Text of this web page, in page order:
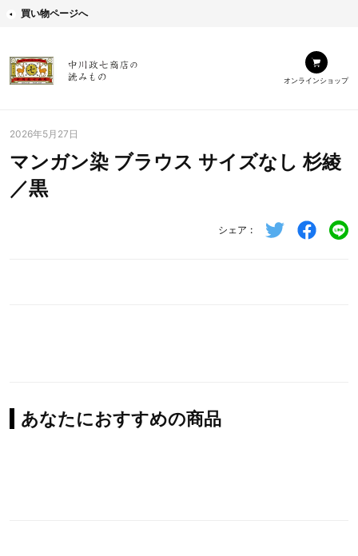
買い物ページへ
オンラインショップ
2026年5月27日
マンガン染 ブラウス サイズなし 杉綾
／黒
シェア
あなたにおすすめの商品